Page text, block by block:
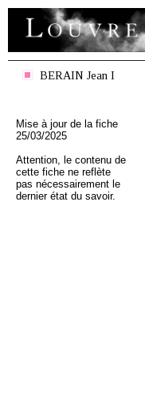
BERAIN Jean I
Mise à jour de la fiche
25/03/2025
Attention, le contenu de
cette fiche ne reflète
pas nécessairement le
dernier état du savoir.